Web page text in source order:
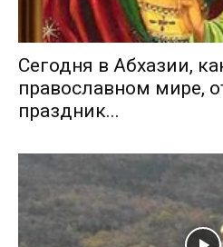
Сегодня в Абхазии,
православном мире,
праздник...